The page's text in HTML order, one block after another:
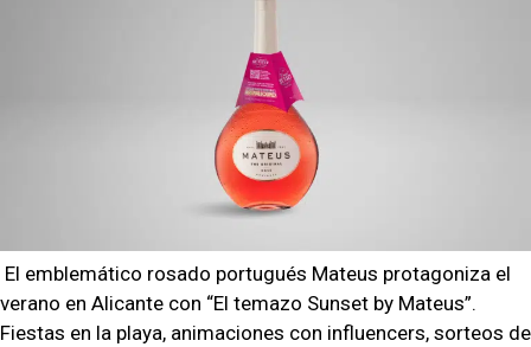
El emblemático rosado portugués Mateus protagoniza el
verano en Alicante con “El temazo Sunset by Mateus”.
Fiestas en la playa, animaciones con influencers, sorteos de